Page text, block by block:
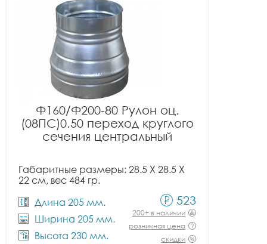
Ф160/Ф200-80 Рулон оц.
(08ПС)0.50 переход круглого
сечения центральный
Габаритные размеры: 28.5 X 28.5 X
22 см, вес 484 гр.
Длина 205 мм.
Ширина 205 мм.
Высота 230 мм.
523
200+ в наличии
розничная цена
скидки